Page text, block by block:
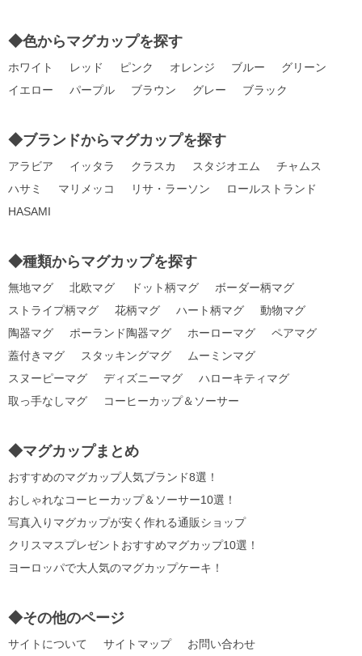
◆色からマグカップを探す
ホワイト レッド ピンク オレンジ ブルー
グリーン
イエロー
パープル ブラウン グレー ブラック
◆ブランドからマグカップを探す
アラビア イッタラ クラスカ スタジオエム
チャムス
ハサミ
マリメッコ リサ・ラーソン
ロールストランド
HASAMI
◆種類からマグカップを探す
無地マグ 北欧マグ ドット柄マグ
ボーダー柄マグ
ストライプ柄マグ
花柄マグ ハート柄マグ
動物マグ
陶器マグ
ポーランド陶器マグ ホーローマグ
ペアマグ
蓋付きマグ
スタッキングマグ
ムーミンマグ
スヌーピーマグ
ディズニーマグ
ハローキティマグ
取っ手なしマグ
コーヒーカップ＆ソーサー
◆マグカップまとめ
おすすめのマグカップ人気ブランド8選！
おしゃれなコーヒーカップ＆ソーサー10選！
写真入りマグカップが安く作れる通販ショップ
クリスマスプレゼントおすすめマグカップ10選！
ヨーロッパで大人気のマグカップケーキ！
◆その他のページ
サイトについて サイトマップ お問い合わせ